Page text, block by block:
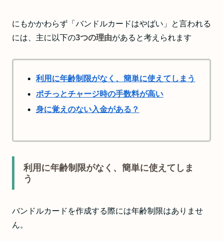
にもかかわらず「バンドルカードはやばい」と言われる
には、主に以下の3つの理由があると考えられます
利用に年齢制限がなく、簡単に使えてしまう
ポチっとチャージ時の手数料が高い
身に覚えのない入金がある？
利用に年齢制限がなく、簡単に使えてしま
う
バンドルカードを作成する際には年齢制限はありませ
ん。